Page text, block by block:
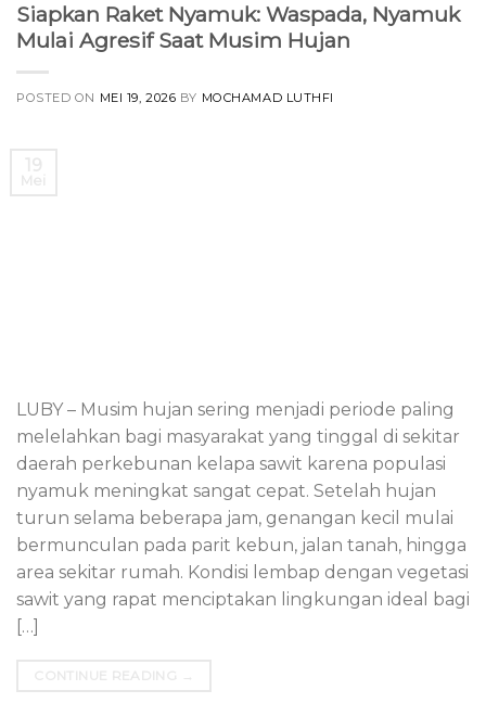
Siapkan Raket Nyamuk: Waspada, Nyamuk
Mulai Agresif Saat Musim Hujan
POSTED ON MEI 19, 2026 BY MOCHAMAD LUTHFI
LUBY – Musim hujan sering menjadi periode paling
melelahkan bagi masyarakat yang tinggal di sekitar
daerah perkebunan kelapa sawit karena populasi
nyamuk meningkat sangat cepat. Setelah hujan
turun selama beberapa jam, genangan kecil mulai
bermunculan pada parit kebun, jalan tanah, hingga
area sekitar rumah. Kondisi lembap dengan vegetasi
sawit yang rapat menciptakan lingkungan ideal bagi
[…]